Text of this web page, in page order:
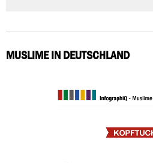
MUSLIME IN DEUTSCHLAND